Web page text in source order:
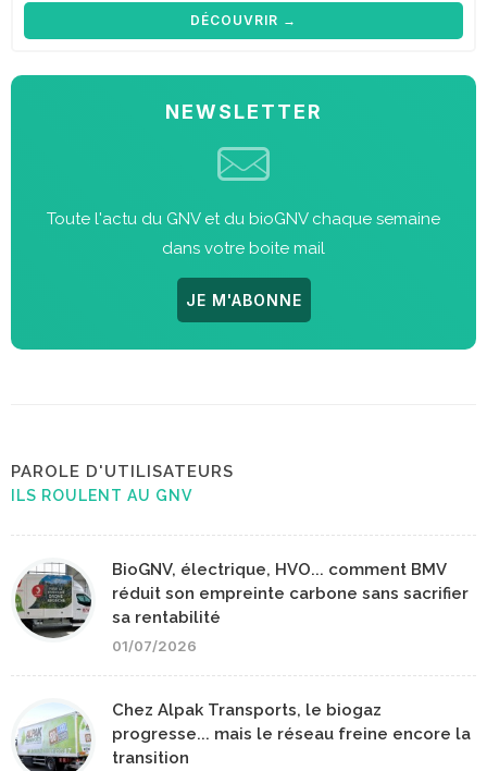
DÉCOUVRIR →
NEWSLETTER
Toute l'actu du GNV et du bioGNV chaque semaine
dans votre boite mail
JE M'ABONNE
PAROLE D'UTILISATEURS
ILS ROULENT AU GNV
BioGNV, électrique, HVO... comment BMV
réduit son empreinte carbone sans sacrifier
sa rentabilité
01/07/2026
Chez Alpak Transports, le biogaz
progresse... mais le réseau freine encore la
transition